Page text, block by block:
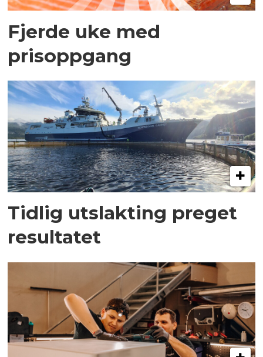
Fjerde uke med
prisoppgang
Tidlig utslakting preget
resultatet